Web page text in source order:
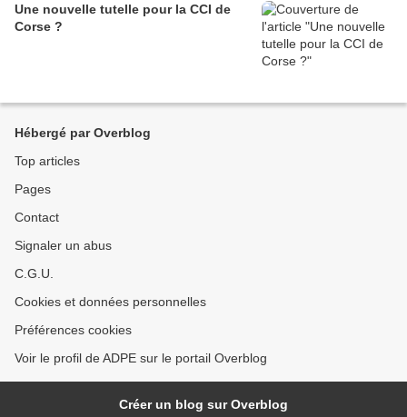
Une nouvelle tutelle pour la CCI de
Corse ?
Hébergé par Overblog
Top articles
Pages
Contact
Signaler un abus
C.G.U.
Cookies et données personnelles
Préférences cookies
Voir le profil de ADPE sur le portail Overblog
Créer un blog sur Overblog